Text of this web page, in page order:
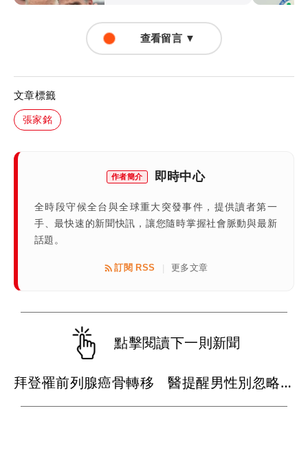
查看留言 ▼
文章標籤
張家銘
作者簡介 即時中心
全時段守候全台與全球重大突發事件，提供讀者第一
手、最快速的新聞快訊，讓您隨時掌握社會脈動與最新
話題。
訂閱 RSS | 更多文章
點擊閱讀下一則新聞
拜登罹前列腺癌骨轉移 醫提醒男性別忽略這些警訊